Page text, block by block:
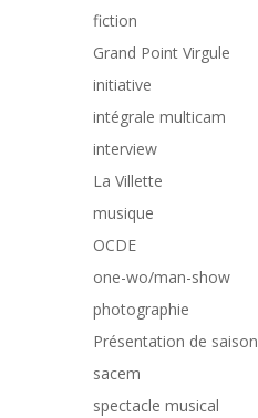
fiction
Grand Point Virgule
initiative
intégrale multicam
interview
La Villette
musique
OCDE
one-wo/man-show
photographie
Présentation de saison
sacem
spectacle musical